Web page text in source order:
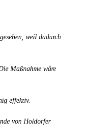
weil dadurch
Maßnahme wäre
effektiv.
von Holdorfer